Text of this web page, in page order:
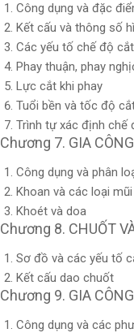
Công dụng và đặc
Kết cấu và thông số
Các yếu tố chế độ
Phay thuận, phay
Lực cắt khi phay
Tuổi bền và tốc độ
Trình tự xác định chế
Chương 7. GIA
Công dụng và phân
Khoan và các loại
Khoét và doa
Chương 8. CHUỐT
Sơ đồ và các yếu tố
Kết cấu dao chuốt
Chương 9. GIA
Công dụng và các